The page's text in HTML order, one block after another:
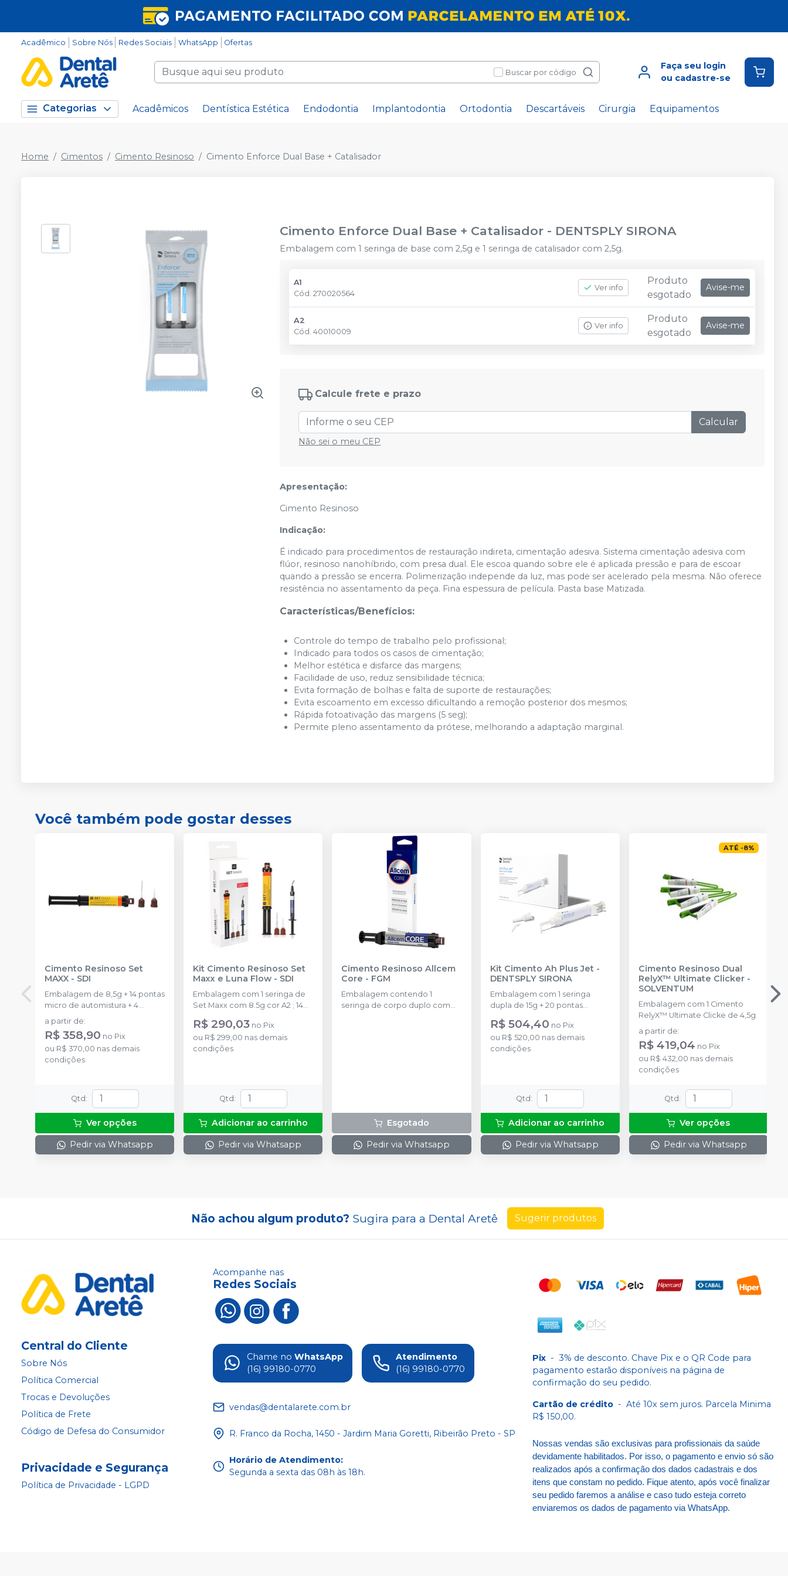
Acadêmico Sobre Nós Redes Sociais WhatsApp Ofertas
Buscar por código
Faça seu login
ou cadastre-se
Categorias Acadêmicos Dentística Estética Endodontia Implantodontia Ortodontia Descartáveis Cirurgia Equipamentos
Home Cimentos Cimento Resinoso Cimento Enforce Dual Base + Catalisador
Cimento Enforce Dual Base + Catalisador - DENTSPLY SIRONA
Embalagem com 1 seringa de base com 2,5g e 1 seringa de catalisador com 2,5g.
A1
Cód.270020564
Ver info
Produto
esgotado
Avise-me
A2
Cód.40010009
Ver info
Produto
esgotado
Avise-me
Calcule frete e prazo
Calcular
Não sei o meu CEP
Apresentação:
Cimento Resinoso
Indicação:
É indicado para procedimentos de restauração indireta, cimentação adesiva. Sistema cimentação adesiva com
flúor, resinoso nanohíbrido, com presa dual. Ele escoa quando sobre ele é aplicada pressão e para de escoar
quando a pressão se encerra. Polimerização independe da luz, mas pode ser acelerado pela mesma. Não oferece
resistência no assentamento da peça. Fina espessura de película. Pasta base Matizada.
Características/Benefícios:
Controle do tempo de trabalho pelo profissional;
Indicado para todos os casos de cimentação;
Melhor estética e disfarce das margens;
Facilidade de uso, reduz sensibilidade técnica;
Evita formação de bolhas e falta de suporte de restaurações;
Evita escoamento em excesso dificultando a remoção posterior dos mesmos;
Rápida fotoativação das margens (5 seg);
Permite pleno assentamento da prótese, melhorando a adaptação marginal.
Você também pode gostar desses
Cimento Resinoso Set
MAXX - SDI
Embalagem de 8,5g + 14 pontas
micro de automistura + 4
pontas
a partir de:
R$ 358,90 no Pix
ou R$ 370,00 nas demais
condições
Qtd :
Ver opções
Pedir via Whatsapp
Kit Cimento Resinoso Set
Maxx e Luna Flow - SDI
Embalagem com 1 seringa de
Set Maxx com 8.5g cor A2 ; 14
de Luna Flow 2g cor A2.
R$ 290,03 no Pix
ou R$ 299,00 nas demais
condições
Qtd :
Adicionar ao carrinho
Pedir via Whatsapp
Cimento Resinoso Allcem
Core - FGM
Embalagem contendo 1
seringa de corpo duplo com
Esgotado
Pedir via Whatsapp
Kit Cimento Ah Plus Jet -
DENTSPLY SIRONA
Embalagem com 1 seringa
dupla de 15g + 20 pontas
R$ 504,40 no Pix
ou R$ 520,00 nas demais
condições
Qtd :
Adicionar ao carrinho
Pedir via Whatsapp
ATÉ -8%
Cimento Resinoso Dual
RelyX™ Ultimate Clicker-
SOLVENTUM
Embalagem com 1 Cimento
RelyX™ Ultimate Clicke de 4,5g.
a partir de:
R$ 419,04 no Pix
ou R$ 432,00 nas demais
condições
Qtd :
Ver opções
Pedir via Whatsapp
Não achou algum produto? Sugira para a Dental Aretê Sugerir produtos
Central do Cliente
Sobre Nós
Política Comercial
Trocas e Devoluções
Política de Frete
Código de Defesa do Consumidor
Privacidade e Segurança
Política de Privacidade - LGPD
Acompanhe nas
Redes Sociais
Chame no WhatsApp
(16) 99180-0770
Atendimento
(16) 99180-0770
vendas@dentalarete.com.br
R. Franco da Rocha, 1450 - Jardim Maria Goretti, Ribeirão Preto - SP
Horário de Atendimento:
Segunda a sexta das 08h às 18h.
Pix - 3% de desconto. Chave Pix e o QR Code para
pagamento estarão disponíveis na página de
confirmação do seu pedido.
Cartão de crédito - Até 10x sem juros. Parcela Minima
R$ 150,00.
Nossas vendas são exclusivas para profissionais da saúde
devidamente habilitados. Por isso, o pagamento e envio só são
realizados após a confirmação dos dados cadastrais e dos
itens que constam no pedido. Fique atento, após você finalizar
seu pedido faremos a análise e caso tudo esteja correto
enviaremos os dados de pagamento via WhatsApp.